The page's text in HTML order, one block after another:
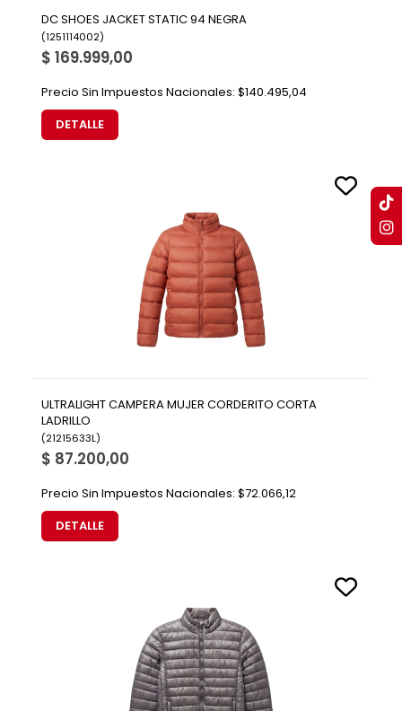
DC SHOES JACKET STATIC 94 NEGRA
(1251114002)
$ 169.999,00
Precio Sin Impuestos Nacionales: $140.495,04
DETALLE
ULTRALIGHT CAMPERA MUJER CORDERITO CORTA
LADRILLO
(21215633L)
$ 87.200,00
Precio Sin Impuestos Nacionales: $72.066,12
DETALLE